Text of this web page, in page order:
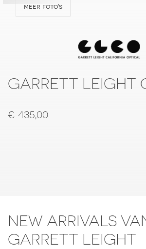
meer foto's
GARRETT LEIGHT
€ 435,00
NEW ARRIVALS
GARRETT LEIGHT